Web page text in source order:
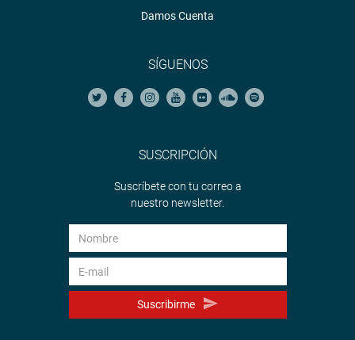
Damos Cuenta
SÍGUENOS
SUSCRIPCIÓN
Suscríbete con tu correo a
nuestro newsletter.
Suscribirme